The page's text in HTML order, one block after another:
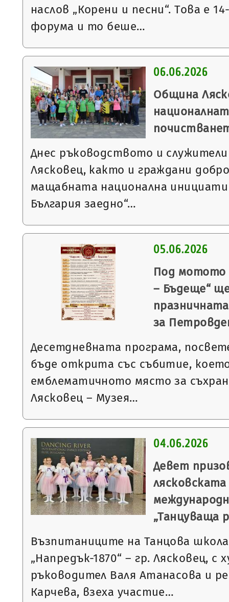
наслов „Корени и песни“. Това е
форума и то беше…
06.06.2026
Община
Днес ръководството и
Лясковец, както и граждани
мащабната национална
България заедно“…
05.06.2026
Под мотото
– Бъдеще“
за
Десетдневната програма,
бъде открита със събитие,
емблематичното място за
Лясковец – Музея…
04.06.2026
Девет
„Танцуваща
Възпитаниците на Танцова
„Напредък-1870“ – гр. Лясковец, с
ръководител Валя Атанасова и
Карчева, взеха участие…